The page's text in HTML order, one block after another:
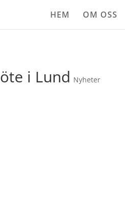
HEM OM OSS
i Lund Nyheter